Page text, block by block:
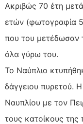
Ακριβώς 70 έτη
ετών (φωτογραφία
που του μετέδωσαν
όλα γύρω του.
Το Ναύπλιο
δάγγειου πυρετού.
Ναυπλίου με τον
τους κατοίκους της